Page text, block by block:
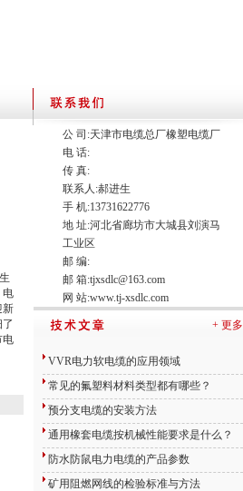
电
新
电
公 司:天津市电缆总厂橡塑电缆厂
电 话:
传 真:
联系人:郝进生
手 机:13731622776
地 址:河北省廊坊市大城县刘演马
工业区
邮 编:
邮 箱:tjxsdlc@163.com
网 站:www.tj-xsdlc.com
+ 更多
VVR电力软电缆的应用领域
常见的氟塑料材料类型都有哪些？
预分支电缆的安装方法
通用橡套电缆按机械性能要求是什么？
防水防鼠电力电缆的产品参数
矿用阻燃网线的检验标准与方法